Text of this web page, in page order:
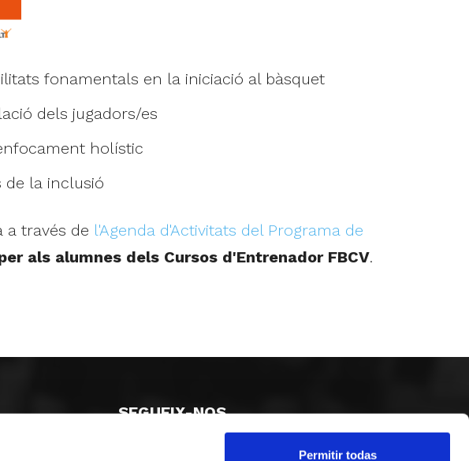
Permitir todas
fonamentals en la iniciació al bàsquet
dels jugadors/es
holístic
de la inclusió
a través de l'Agenda d'Activitats del Programa de
als alumnes dels Cursos d'Entrenador FBCV.
SEGUEIX-NOS